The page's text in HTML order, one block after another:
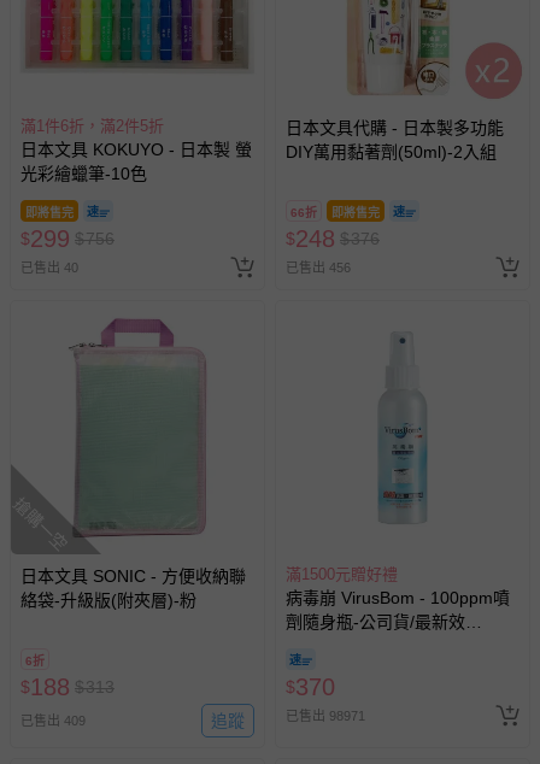
會主動以簡訊及mail通知訂單取消事宜，並將提供適當補
償。
滿1件6折，滿2件5折
日本文具 KOKUYO - 日本製 螢
光彩繪蠟筆-10色
即將售完
$299 $756
已售出 40
日本文具代購 - 日本製多功能
DIY萬用黏著劑(50ml)-2入組
66折 即將售完
$248 $376
已售出 456
搶購一空
日本文具 SONIC - 方便收納聯
絡袋-升級版(附夾層)-粉
6折
$188 $313
已售出 409 追蹤
滿1500元贈好禮
病毒崩 VirusBom - 100ppm噴
劑隨身瓶-公司貨/最新效
$370
已售出 98971